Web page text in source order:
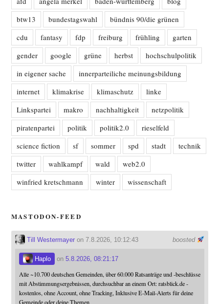
btw13
bundestagswahl
bündnis 90/die grünen
cdu
fantasy fdp freiburg frühling
garten
gender
google grüne herbst
hochschulpolitik
in eigener sache
innerparteiliche meinungsbildung
internet
klimakrise klimaschutz
linke
Linkspartei
makro nachhaltigkeit
netzpolitik
piratenpartei
politik politik2.0
rieselfeld
science fiction
sf sommer spd stadt
technik
twitter
wahlkampf wald
web2.0
winfried kretschmann
winter wissenschaft
MASTODON-FEED
boosted
Till Westermayeron 7.8.2026, 10:12:43
Haplo on 5.8.2026, 08:21:17
Alle ~10.700 deutschen Gemeinden, über 60.000 Ratsanträge und -beschlüsse
mit Abstimmungsergebnissen, durchsuchbar an einem Ort: ratsblick.de -
kostenlos, ohne Account, ohne Tracking, Inklusive E-Mail-Alerts für deine
Gemeinde oder deine Themen